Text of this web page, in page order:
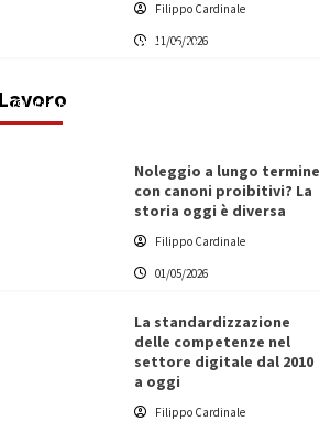
Filippo Cardinale
11/06/2026
Lavoro
Vino in Italia: il giro d’affari
contribuisce all’1,1% del PIL
Filippo Cardinale
Noleggio a lungo termine
con canoni proibitivi? La
storia oggi è diversa
Filippo Cardinale
01/05/2026
La standardizzazione
delle competenze nel
settore digitale dal 2010
a oggi
Filippo Cardinale